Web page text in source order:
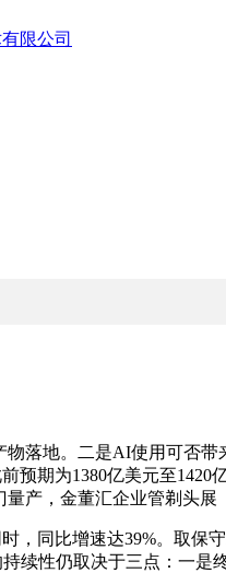
地。二是AI使用可否带
预期为1380亿美元至
产，金董汇企业管剃头展
同比增速达39%。取保守
持续性仍取决于三点：一